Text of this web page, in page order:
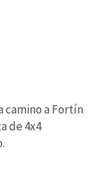
camino a Fortín
de 4x4